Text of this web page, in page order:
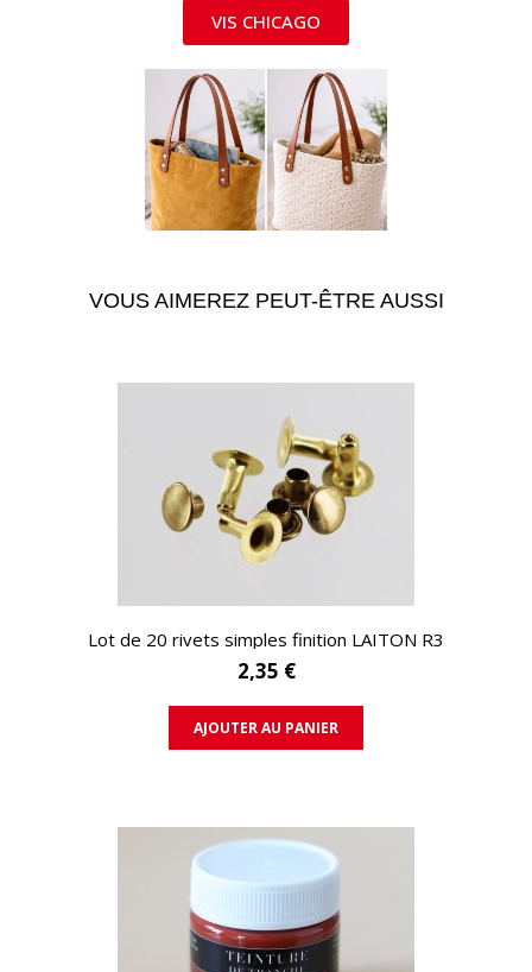
VIS CHICAGO
VOUS AIMEREZ PEUT-ÊTRE AUSSI
APERÇU RAPIDE
Lot de 20 rivets simples finition LAITON R3
2,35 €
AJOUTER AU PANIER